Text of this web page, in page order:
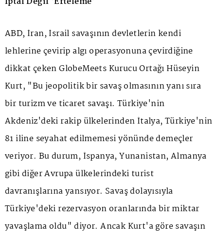
ABD, İran, İsrail savaşının devletlerin kendi
lehlerine çevirip algı operasyonuna çevirdiğine
dikkat çeken GlobeMeets Kurucu Ortağı Hüseyin
Kurt, "Bu jeopolitik bir savaş olmasının yanı sıra
bir turizm ve ticaret savaşı. Türkiye'nin
Akdeniz'deki rakip ülkelerinden İtalya, Türkiye'nin
81 iline seyahat edilmemesi yönünde demeçler
veriyor. Bu durum, İspanya, Yunanistan, Almanya
gibi diğer Avrupa ülkelerindeki turist
davranışlarına yansıyor. Savaş dolayısıyla
Türkiye'deki rezervasyon oranlarında bir miktar
yavaşlama oldu" diyor. Ancak Kurt'a göre savaşın